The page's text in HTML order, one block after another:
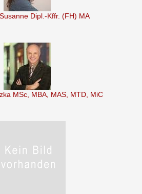
Dipl.-Kffr. (FH) MA
MSc, MBA, MAS, MTD, MiC